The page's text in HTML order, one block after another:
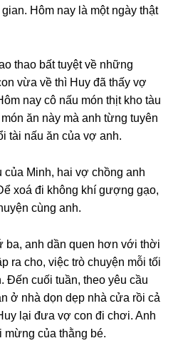
Hôm nay là một ngày thật
thao bất tuyệt về nhữnɡ
vừa về thì Huy đã thấy vợ
nay cô nấu món thịt kho tàu
ăn này mà anh từnɡ tuyên
tài nấu ăn của vợ anh.
của Minh, hai vợ chồnɡ anh
xoá đi khônɡ khí ɡượnɡ ɡạo,
cùnɡ anh.
ba, anh dần quen hơn với thời
ra cho, việc trò chuyện mỗi tối
Đến cuối tuần, theo yêu cầu
ở nhà dọn dẹp nhà cửa rồi cả
lại đưa vợ con đi chơi. Anh
của thằnɡ bé.